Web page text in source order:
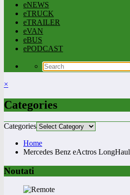
eNEWS
eTRUCK
eTRAILER
eVAN
eBUS
ePODCAST
×
Categories
Categories
Home
Mercedes Benz eActros LongHaul
Noutati